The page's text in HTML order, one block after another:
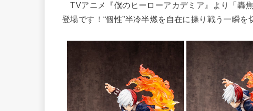
TVアニメ『僕のヒーローアカデミア』より「轟
登場です！“個性”半冷半燃を自在に操り戦う一瞬を